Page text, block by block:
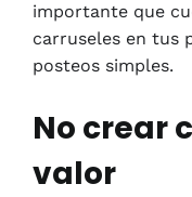
importante que
carruseles en tus
posteos simples.
No crear
valor